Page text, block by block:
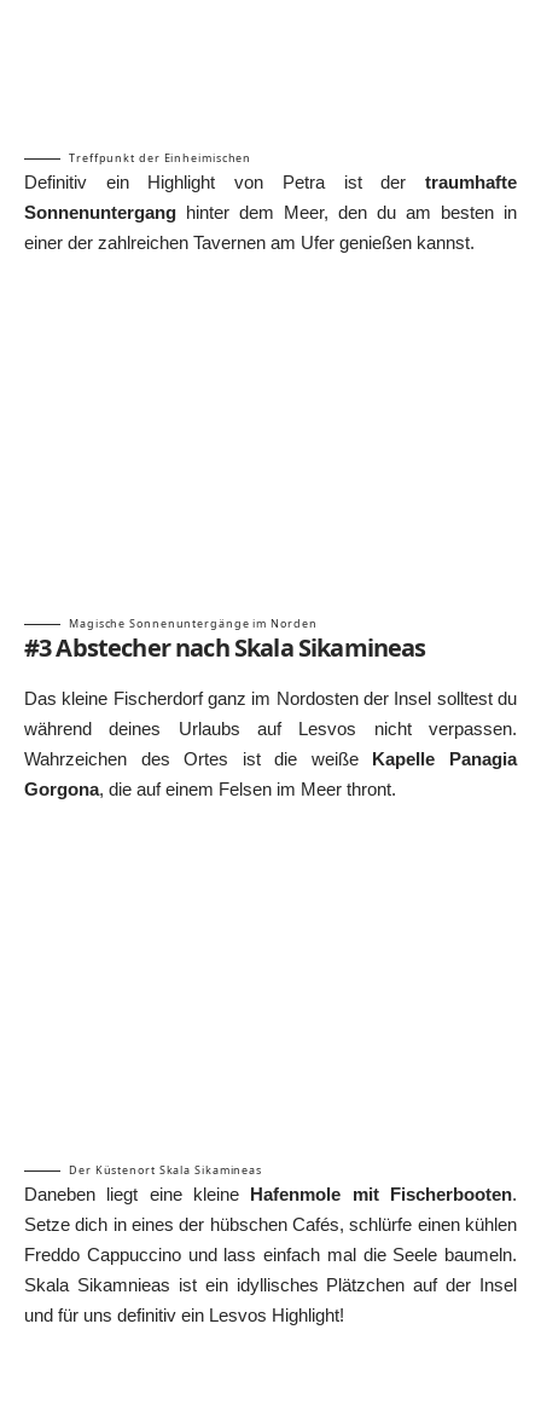
Treffpunkt der Einheimischen
Definitiv ein Highlight von Petra ist der traumhafte
Sonnenuntergang hinter dem Meer, den du am besten in
einer der zahlreichen Tavernen am Ufer genießen kannst.
Magische Sonnenuntergänge im Norden
#3 Abstecher nach Skala Sikamineas
Das kleine Fischerdorf ganz im Nordosten der Insel solltest du
während deines Urlaubs auf Lesvos nicht verpassen.
Wahrzeichen des Ortes ist die weißeKapelle Panagia
Gorgona, die auf einem Felsen im Meer thront.
Der Küstenort Skala Sikamineas
Daneben liegt eine kleine Hafenmole mit Fischerbooten.
Setze dich in eines der hübschen Cafés, schlürfe einen kühlen
Freddo Cappuccino und lass einfach mal die Seele baumeln.
Skala Sikamnieas ist ein idyllisches Plätzchen auf der Insel
und für uns definitiv ein Lesvos Highlight!